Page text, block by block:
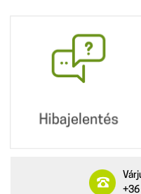
Hibajelentés
Hibajelentés